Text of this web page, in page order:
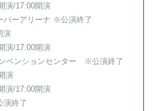
演/17:00開演
パーアリーナ ※公演終了
演
演/17:00開演
ベンションセンター ※公演終了
演
演/17:00開演
終了